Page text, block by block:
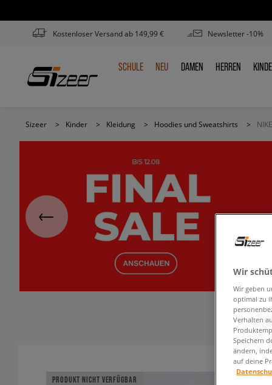
Kostenloser Versand ab 149,99 € Newsletter -10%
SCHULE
SCHULE NEU
NEU DAMEN
DAMEN HERREN
HERREN
Sizeer > Kinder > Kleidung > Hoodies und Sweatshirts >
PRODUKT NICHT VERFÜGBAR
Wir
Wir geben
optimal zu
Verhalten
Speichern
ändern,
auf deine